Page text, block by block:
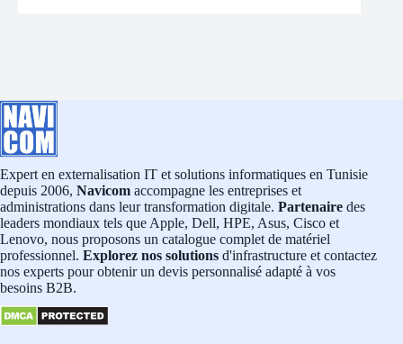
Expert en externalisation IT et solutions informatiques en Tunisie
depuis 2006, Navicom accompagne les entreprises et
administrations dans leur transformation digitale. Partenaire des
leaders mondiaux tels que Apple, Dell, HPE, Asus, Cisco et
Lenovo, nous proposons un catalogue complet de matériel
professionnel. Explorez nos solutions d'infrastructure et contactez
nos experts pour obtenir un devis personnalisé adapté à vos
besoins B2B.